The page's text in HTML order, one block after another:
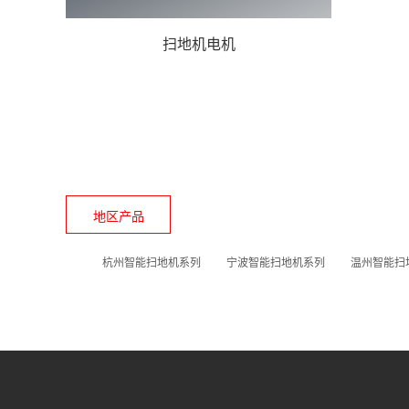
扫地机电机
地区产品
杭州智能扫地机系列 宁波智能扫地机系列 温州智能扫